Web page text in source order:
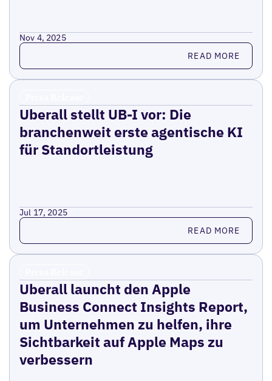
Nov 4, 2025
Read more READ MORE
Uberall stellt UB-I vor: Die
branchenweit erste agentische KI
für Standortleistung
Jul 17, 2025
Read more READ MORE
Uberall launcht den Apple
Business Connect Insights Report,
um Unternehmen zu helfen, ihre
Sichtbarkeit auf Apple Maps zu
verbessern